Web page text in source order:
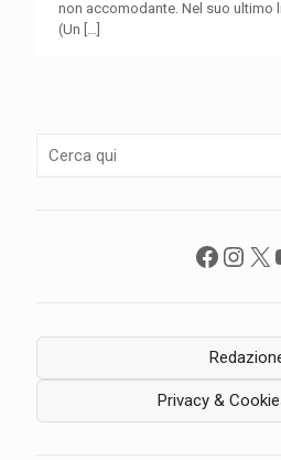
non accomodante. Nel suo ultimo
(Un […]
X
Privacy &